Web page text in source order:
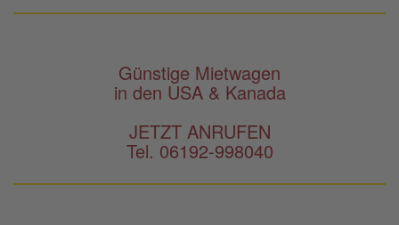
Günstige Mietwagen
in den USA & Kanada
JETZT ANRUFEN
Tel. 06192-998040